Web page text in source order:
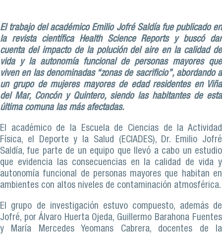
El trabajo del académico Emilio Jofré Saldía fue publicado en
la revista científica Health Science Reports y buscó dar
cuenta del impacto de la polución del aire en la calidad de
vida y la autonomía funcional de personas mayores que
viven en las denominadas “zonas de sacrificio”, abordando a
un grupo de mujeres mayores de edad residentes en Viña
del Mar, Concón y Quintero, siendo las habitantes de esta
última comuna las más afectadas.
El académico de la Escuela de Ciencias de la Actividad
Física, el Deporte y la Salud (ECIADES), Dr. Emilio Jofré
Saldía, fue parte de un equipo que llevó a cabo un estudio
que evidencia las consecuencias en la calidad de vida y
autonomía funcional de personas mayores que habitan en
ambientes con altos niveles de contaminación atmosférica.
El grupo de investigación estuvo compuesto, además de
Jofré, por Álvaro Huerta Ojeda, Guillermo Barahona Fuentes
y María Mercedes Yeomans Cabrera, docentes de la